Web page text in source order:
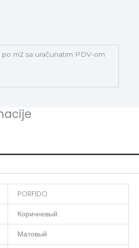
m2 sa uračunatim PDV-om
PORFIDO
Коричневый
Матовый